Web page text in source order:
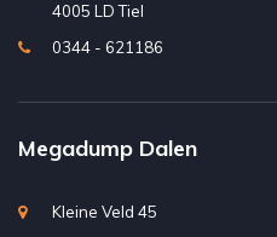
4005 LD Tiel
0344 - 621186
Megadump Dalen
Kleine Veld 45